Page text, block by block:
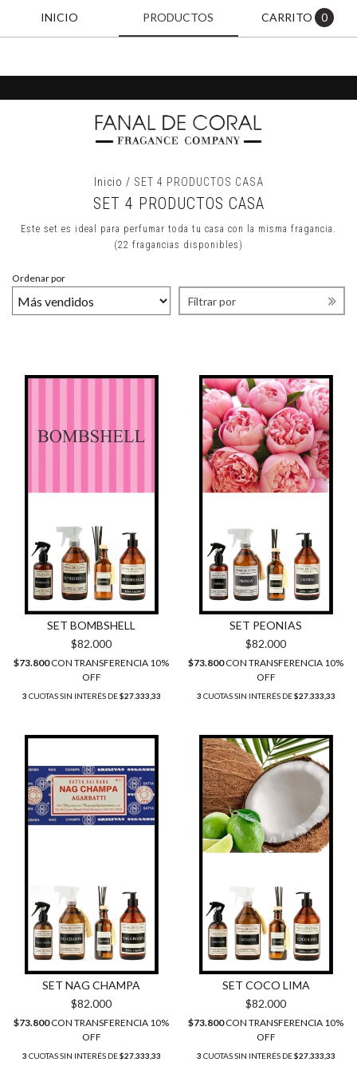
INICIO PRODUCTOS CARRITO 0
Inicio / SET 4 PRODUCTOS CASA
SET 4 PRODUCTOS CASA
Este set es ideal para perfumar toda tu casa con la misma fragancia.
(22 fragancias disponibles)
Ordenar por
Filtrar por
SET BOMBSHELL
$82.000
$73.800CON TRANSFERENCIA 10%
OFF
3 CUOTAS SIN INTERÉS DE$27.333,33
SET PEONIAS
$82.000
$73.800CON TRANSFERENCIA 10%
OFF
3 CUOTAS SIN INTERÉS DE$27.333,33
SET NAG CHAMPA
$82.000
$73.800CON TRANSFERENCIA 10%
OFF
3 CUOTAS SIN INTERÉS DE$27.333,33
SET COCO LIMA
$82.000
$73.800CON TRANSFERENCIA 10%
OFF
3 CUOTAS SIN INTERÉS DE$27.333,33